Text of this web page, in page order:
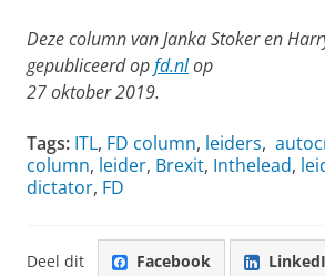
Deze column van Janka Stoker en
gepubliceerd opfd.nlop
27 oktober 2019.
Tags: ITL, FD column, leiders,
column, leider, Brexit, Inthelead,
dictator, FD
Deel dit Facebook